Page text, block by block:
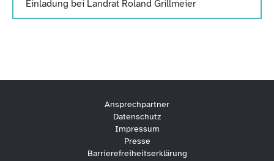
Einladung bei Landrat Roland Grillmeier
Ansprechpartner
Datenschutz
Impressum
Presse
Barrierefreiheitserklärung